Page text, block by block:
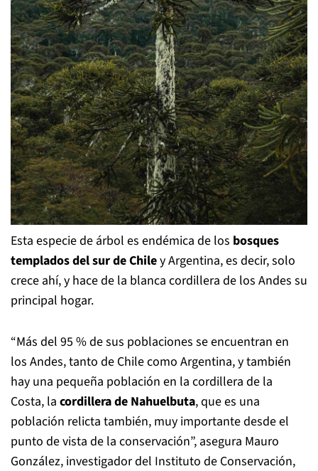
Esta especie de árbol es endémica de los bosques
templados del sur de Chiley Argentina, es decir, solo
crece ahí, y hace de la blanca cordillera de los Andes su
principal hogar.
“Más del 95 % de sus poblaciones se encuentran en
los Andes, tanto de Chile como Argentina, y también
hay una pequeña población en la cordillera de la
Costa, la cordillera de Nahuelbuta, que es una
población relicta también, muy importante desde el
punto de vista de la conservación”, asegura Mauro
González, investigador del Instituto de Conservación,